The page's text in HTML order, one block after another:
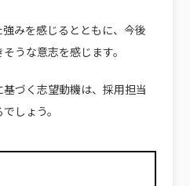
みを感じるとともに、今後
うな意志を感じます。
づく志望動機は、採用担当
しょう。